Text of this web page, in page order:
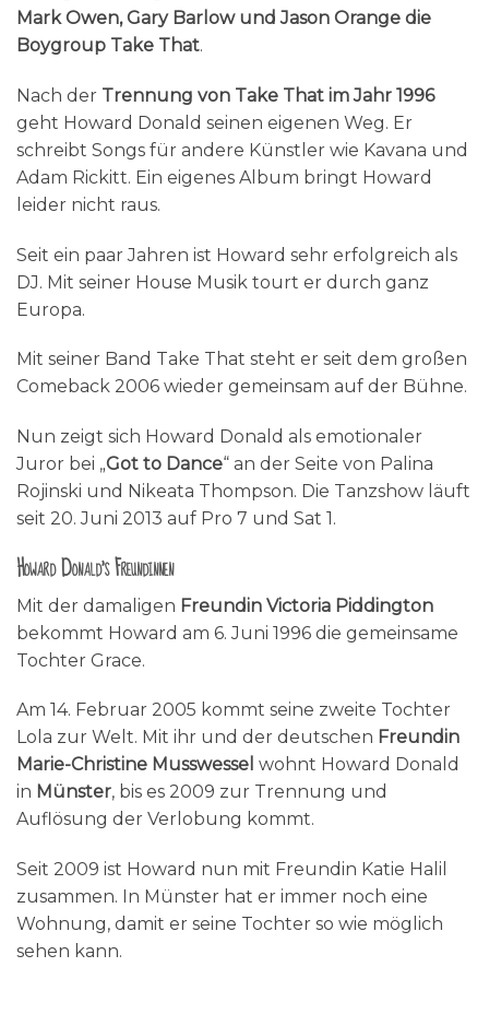
Mark Owen, Gary Barlow und Jason Orange die
Boygroup Take That.
Nach der Trennung von Take That im Jahr 1996
geht Howard Donald seinen eigenen Weg. Er
schreibt Songs für andere Künstler wie Kavana und
Adam Rickitt. Ein eigenes Album bringt Howard
leider nicht raus.
Seit ein paar Jahren ist Howard sehr erfolgreich als
DJ. Mit seiner House Musik tourt er durch ganz
Europa.
Mit seiner Band Take That steht er seit dem großen
Comeback 2006 wieder gemeinsam auf der Bühne.
Nun zeigt sich Howard Donald als emotionaler
Juror bei „Got to Dance“ an der Seite von Palina
Rojinski und Nikeata Thompson. Die Tanzshow läuft
seit 20. Juni 2013 auf Pro 7 und Sat 1.
Howard Donald’s Freundinnen
Mit der damaligen Freundin Victoria Piddington
bekommt Howard am 6. Juni 1996 die gemeinsame
Tochter Grace.
Am 14. Februar 2005 kommt seine zweite Tochter
Lola zur Welt. Mit ihr und der deutschen Freundin
Marie-Christine Musswessel wohnt Howard Donald
in Münster, bis es 2009 zur Trennung und
Auflösung der Verlobung kommt.
Seit 2009 ist Howard nun mit Freundin Katie Halil
zusammen. In Münster hat er immer noch eine
Wohnung, damit er seine Tochter so wie möglich
sehen kann.